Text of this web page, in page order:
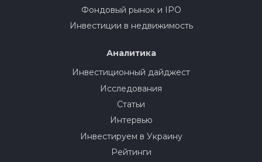
Фондовый рынок и IPO
Инвестиции в недвижимость
Аналитика
Инвестиционный дайджест
Исследования
Статьи
Интервью
Инвестируем в Украину
Рейтинги